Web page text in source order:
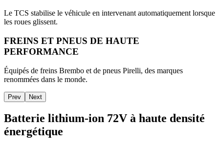
Le TCS stabilise le véhicule en intervenant automatiquement lorsque
les roues glissent.
FREINS ET PNEUS DE HAUTE
PERFORMANCE
Équipés de freins Brembo et de pneus Pirelli, des marques
renommées dans le monde.
Prev Next
Batterie lithium-ion 72V à haute densité
énergétique